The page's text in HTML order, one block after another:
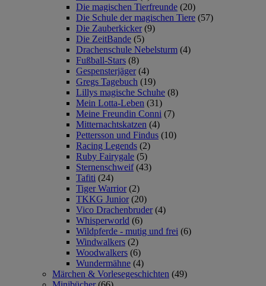
Die magischen Tierfreunde (20)
Die Schule der magischen Tiere (57)
Die Zauberkicker (9)
Die ZeitBande (5)
Drachenschule Nebelsturm (4)
Fußball-Stars (8)
Gespensterjäger (4)
Gregs Tagebuch (19)
Lillys magische Schuhe (8)
Mein Lotta-Leben (31)
Meine Freundin Conni (7)
Mitternachtskatzen (4)
Pettersson und Findus (10)
Racing Legends (2)
Ruby Fairygale (5)
Sternenschweif (43)
Tafiti (24)
Tiger Warrior (2)
TKKG Junior (20)
Vico Drachenbruder (4)
Whisperworld (6)
Wildpferde - mutig und frei (6)
Windwalkers (2)
Woodwalkers (6)
Wundermähne (4)
Märchen & Vorlesegeschichten (49)